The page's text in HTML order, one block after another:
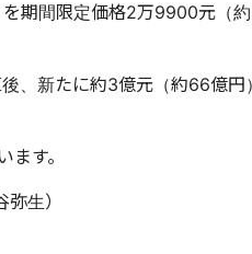
期間限定価格2万9900元（約
、新たに約3億元（約66億円
す。
生）